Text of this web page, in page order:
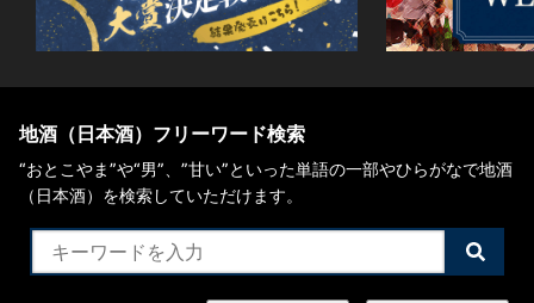
地酒（日本酒）フリーワード検索
“おとこやま”や“男”、”甘い”といった単語の一部やひらがなで地酒
（日本酒）を検索していただけます。
検
索
す